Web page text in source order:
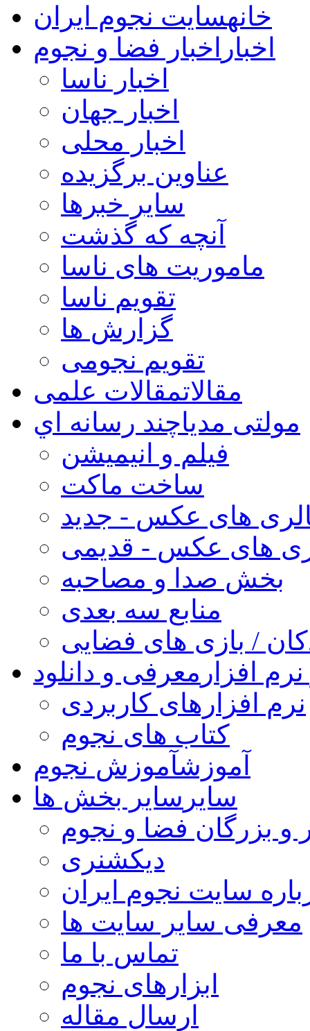
خانهسایت نجوم ایران
اخبار اخبار فضا و نجوم
اخبار ناسا
اخبار جهان
اخبار محلی
عناوین برگزیده
سایر خبرها
آنچه که گذشت
ماموریت های ناسا
تقویم ناسا
گزارش ها
تقویم نجومی
مقالاتمقالات علمی
مولتی مدیاچند رسانه اي
فیلم و انیمیشن
ساخت ماکت
های عکس - جدید
های عکس - قدیمی
بخش صدا و مصاحبه
منابع سه بعدی
/ بازی های فضایی
افزار معرفی و دانلود
نرم افزارهای کاربردی
کتاب های نجوم
آموزشآموزش نجوم
سایر سایر بخش ها
و بزرگان فضا و نجوم
دیکشنری
سایت نجوم ایران
معرفی سایر سایت ها
تماس با ما
ابزارهای نجوم
ارسال مقاله